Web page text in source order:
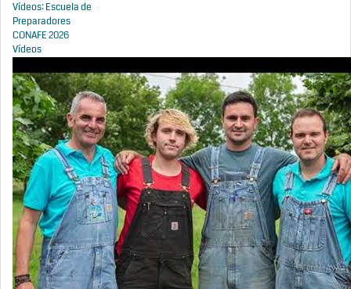
Vídeos: Escuela de
Preparadores
CONAFE 2026
Vídeos